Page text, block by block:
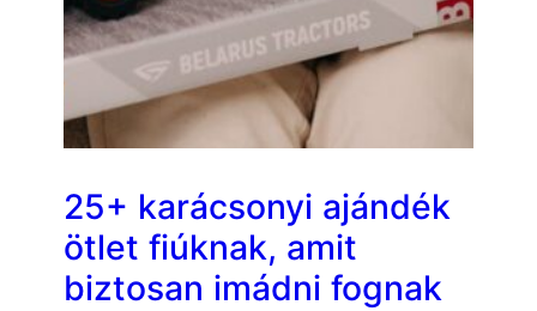
25+ karácsonyi ajándék
ötlet fiúknak, amit
biztosan imádni fognak